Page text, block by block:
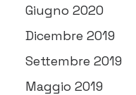
Giugno 2020
Dicembre 2019
Settembre 2019
Maggio 2019